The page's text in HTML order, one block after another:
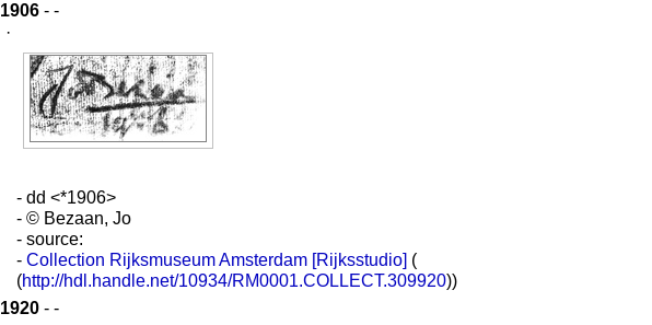
1906 - -
·
- dd <*1906>
- © Bezaan, Jo
- source:
- Collection Rijksmuseum Amsterdam [Rijksstudio] (
(http://hdl.handle.net/10934/RM0001.COLLECT.309920))
1920 - -